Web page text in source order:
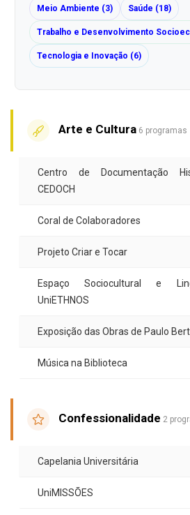
Meio Ambiente (3) Saúde (18)
Trabalho e Desenvolvimento
Tecnologia e Inovação (6)
Arte e Cultura 6 programas
Centro de Documentação
CEDOCH
Coral de Colaboradores
Projeto Criar e Tocar
Espaço Sociocultural e
UniETHNOS
Exposição das Obras de Paulo
Música na Biblioteca
Confessionalidade 2
Capelania Universitária
UniMISSÕES